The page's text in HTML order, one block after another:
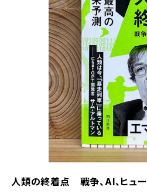
人類の終着点 戦争、AI、ヒュ